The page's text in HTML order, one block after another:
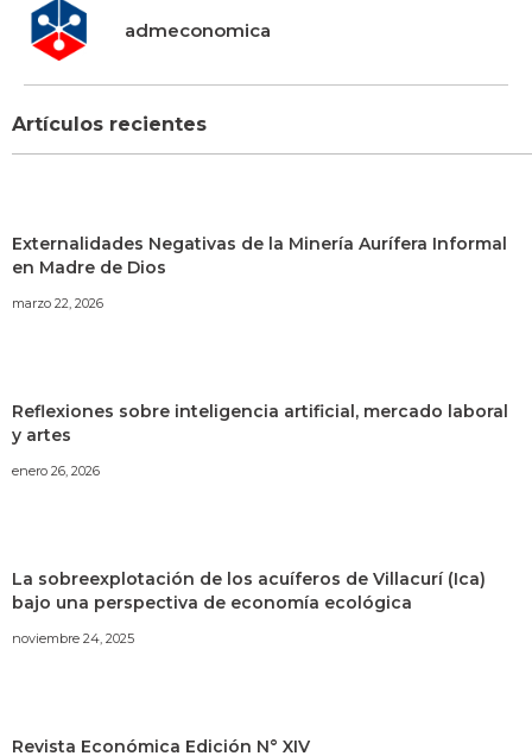
admeconomica
Artículos recientes
Externalidades Negativas de la Minería Aurífera Informal
en Madre de Dios
marzo 22, 2026
Reflexiones sobre inteligencia artificial, mercado laboral
y artes
enero 26, 2026
La sobreexplotación de los acuíferos de Villacurí (Ica)
bajo una perspectiva de economía ecológica
noviembre 24, 2025
Revista Económica Edición N° XIV